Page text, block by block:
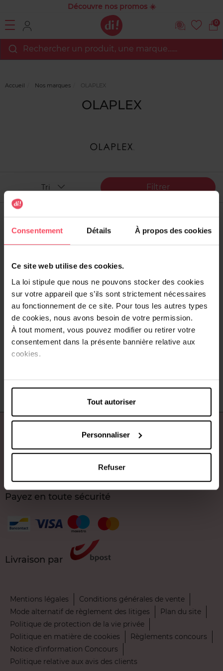
Consentement Détails À propos des cookies
Ce site web utilise des cookies.
La loi stipule que nous ne pouvons stocker des cookies
sur votre appareil que s’ils sont strictement nécessaires
au fonctionnement de ce site. Pour tous les autres types
de cookies, nous avons besoin de votre permission.
À tout moment, vous pouvez modifier ou retirer votre
consentement dans la présente bannière relative aux
cookies.
Tout autoriser
Personnaliser
Refuser
Découvre nos promos ☀️
0
Rechercher un produit, une marque…...
Accueil Nos marques OLAPLEX
OLAPLEX
Filtrer
Tri
OLAPLEX
Nº.0 Intensive Bond Building
Treatment
Soin capillaire sans rinçage
OLAPLEX
Nº. 4 Bond Maintenance
Shampoo
Shampooing
À propos de nous
Nos services
Payez en toute sécurité
Livraison par
Mentions légales
Conditions générales de vente
Mode alternatif de règlement des litiges
Plan du site
Politique de protection de la vie privée
Politique en matière de cookies
Règlements concours
Notice d’information Concours
Politique relative aux avis des clients